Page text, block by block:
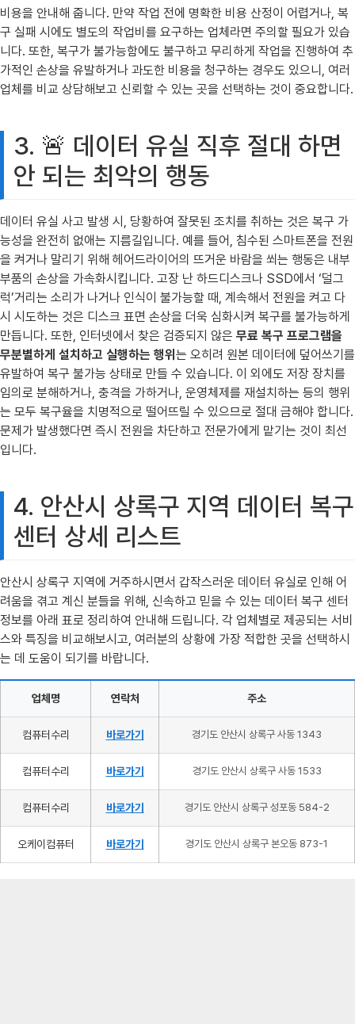
비용을 안내해 줍니다. 만약 작업 전에 명확한 비용 산정이 어렵거나, 복
구 실패 시에도 별도의 작업비를 요구하는 업체라면 주의할 필요가 있습
니다. 또한, 복구가 불가능함에도 불구하고 무리하게 작업을 진행하여 추
가적인 손상을 유발하거나 과도한 비용을 청구하는 경우도 있으니, 여러
업체를 비교 상담해보고 신뢰할 수 있는 곳을 선택하는 것이 중요합니다.
3. 🚨 데이터 유실 직후 절대 하면
안 되는 최악의 행동
데이터 유실 사고 발생 시, 당황하여 잘못된 조치를 취하는 것은 복구 가
능성을 완전히 없애는 지름길입니다. 예를 들어, 침수된 스마트폰을 전원
을 켜거나 말리기 위해 헤어드라이어의 뜨거운 바람을 쐬는 행동은 내부
부품의 손상을 가속화시킵니다. 고장 난 하드디스크나 SSD에서 ‘덜그
럭’거리는 소리가 나거나 인식이 불가능할 때, 계속해서 전원을 켜고 다
시 시도하는 것은 디스크 표면 손상을 더욱 심화시켜 복구를 불가능하게
만듭니다. 또한, 인터넷에서 찾은 검증되지 않은 무료 복구 프로그램을
무분별하게 설치하고 실행하는 행위 는 오히려 원본 데이터에 덮어쓰기를
유발하여 복구 불가능 상태로 만들 수 있습니다. 이 외에도 저장 장치를
임의로 분해하거나, 충격을 가하거나, 운영체제를 재설치하는 등의 행위
는 모두 복구율을 치명적으로 떨어뜨릴 수 있으므로 절대 금해야 합니다.
문제가 발생했다면 즉시 전원을 차단하고 전문가에게 맡기는 것이 최선
입니다.
4. 안산시 상록구 지역 데이터 복구
센터 상세 리스트
안산시 상록구 지역에 거주하시면서 갑작스러운 데이터 유실로 인해 어
려움을 겪고 계신 분들을 위해, 신속하고 믿을 수 있는 데이터 복구 센터
정보를 아래 표로 정리하여 안내해 드립니다. 각 업체별로 제공되는 서비
스와 특징을 비교해보시고, 여러분의 상황에 가장 적합한 곳을 선택하시
는 데 도움이 되기를 바랍니다.
업체명 연락처 주소
컴퓨터수리 바로가기 경기도 안산시 상록구 사동 1343
컴퓨터수리 바로가기 경기도 안산시 상록구 사동 1533
컴퓨터수리 바로가기 경기도 안산시 상록구 성포동 584-2
오케이컴퓨터 바로가기 경기도 안산시 상록구 본오동 873-1